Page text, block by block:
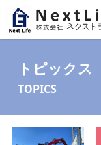
内容をスキップ
トピックス
TOPICS